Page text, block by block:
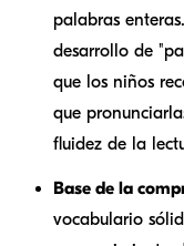
palabras
desarrollo de
que los niños
que
fluidez de la
Base de la
vocabulario